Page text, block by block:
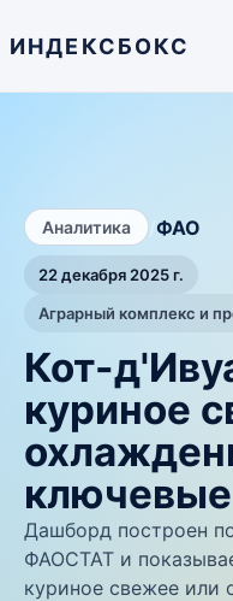
ИНДЕКСБОКС
Аналитика ФАО
22 декабря 2025 г.
Аграрный комплекс и
Кот-
куриное
ключевые
Дашборд построен
ФАОСТАТ и
куриное свежее или